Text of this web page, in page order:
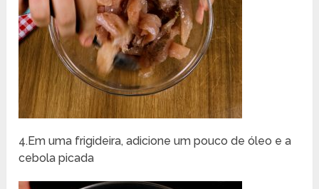
4.Em uma frigideira, adicione um pouco de óleo e a
cebola picada